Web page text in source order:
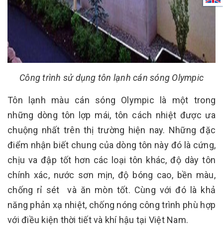
Công trình sử dụng tôn lạnh cán sóng Olympic
Tôn lạnh màu cán sóng Olympic là một trong
những dòng tôn lợp mái, tôn cách nhiệt được ưa
chuộng nhất trên thị trường hiện nay. Những đặc
điểm nhận biết chung của dòng tôn này đó là cứng,
chịu va đập tốt hơn các loại tôn khác, độ dày tôn
chính xác, nước sơn mịn, độ bóng cao, bền màu,
chống rỉ sét và ăn mòn tốt. Cùng với đó là khả
năng phản xạ nhiệt, chống nóng công trình phù hợp
với điều kiện thời tiết và khí hậu tại Việt Nam.